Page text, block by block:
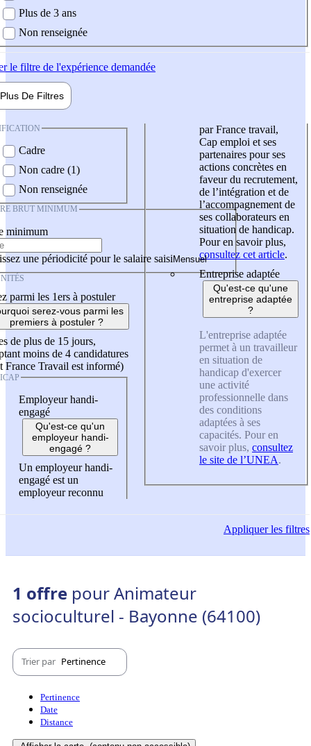
Plus de 3 ans
Non renseignée
le filtre de l'expérience demandée
Plus De Filtres
Cadre
Non cadre (1)
Non renseignée
BRUT MINIMUM
minimum
une périodicité pour le salaire saisi
parmi les 1ers à postuler
serez-vous parmi les
premiers à postuler ?
de plus de 15 jours,
moins de 4 candidatures
France Travail est informé)
Employeur handi-
engagé
Qu'est-ce qu'un
employeur handi-
engagé ?
Un employeur handi-
engagé est un
employeur reconnu
par France travail,
Cap emploi et ses
partenaires pour ses
actions concrètes en
faveur du recrutement,
de l’intégration et de
l’accompagnement de
ses collaborateurs en
situation de handicap.
Pour en savoir plus,
consultez cet article.
Entreprise adaptée
Qu'est-ce qu'une
entreprise adaptée
?
L'entreprise adaptée
permet à un travailleur
en situation de
handicap d'exercer
une activité
professionnelle dans
des conditions
adaptées à ses
capacités. Pour en
savoir plus, consultez
le site de l’UNEA.
Appliquerles filtres
1 offre pour Animateur
socioculturel - Bayonne (64100)
Trier par Pertinence
Pertinence
Date
Distance